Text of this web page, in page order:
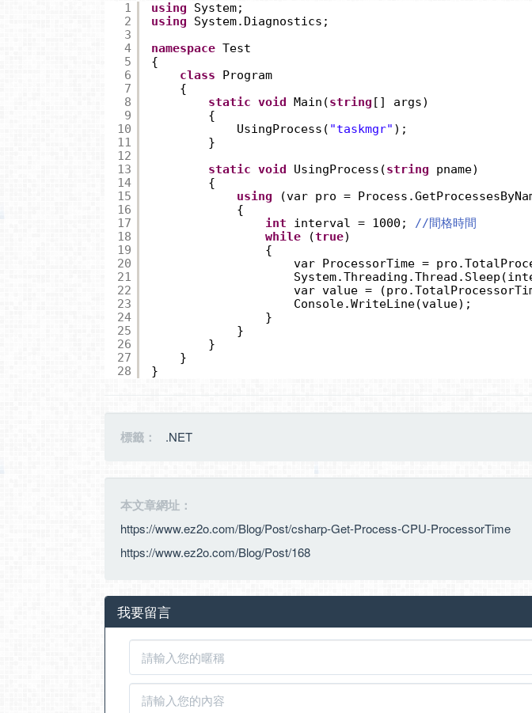
1
2
3
4
5
6
7
8
9
10
11
12
13
14
15
16
17
18
19
20
21
22
23
24
25
26
27
28
using
System;
using
System.Diagnostics;
namespace Test
{
class
Program
{
static void Main(string [] args)
{
UsingProcess( "taskmgr" );
}
static void UsingProcess(string
pname)
{
using
(var pro =
{
int
interval = 1000; //間格時間
while
(true)
{
var ProcessorTime =
var value =
Console.WriteLine(value);
}
}
}
}
}
標籤： .NET
本文章網址：
https://www.ez2o.com/Blog/Post/csharp-Get-Process-CPU-ProcessorTime
https://www.ez2o.com/Blog/Post/168
我要留言